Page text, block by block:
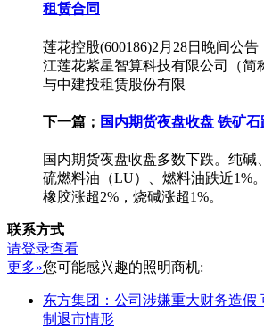
租赁合同
莲花控股(600186)2月28日晚间公
江莲花紫星智算科技有限公司（简
与中建投租赁股份有限
下一篇； 国内期货夜盘收盘 铁矿
国内期货夜盘收盘多数下跌。纯碱
硫燃料油（LU）、燃料油跌近1%
橡胶涨超2%，烧碱涨超1%。
联系方式
请登录查看
更多»您可能感兴趣的照明商机:
东方集团：公司涉嫌重大财务造假
制退市情形